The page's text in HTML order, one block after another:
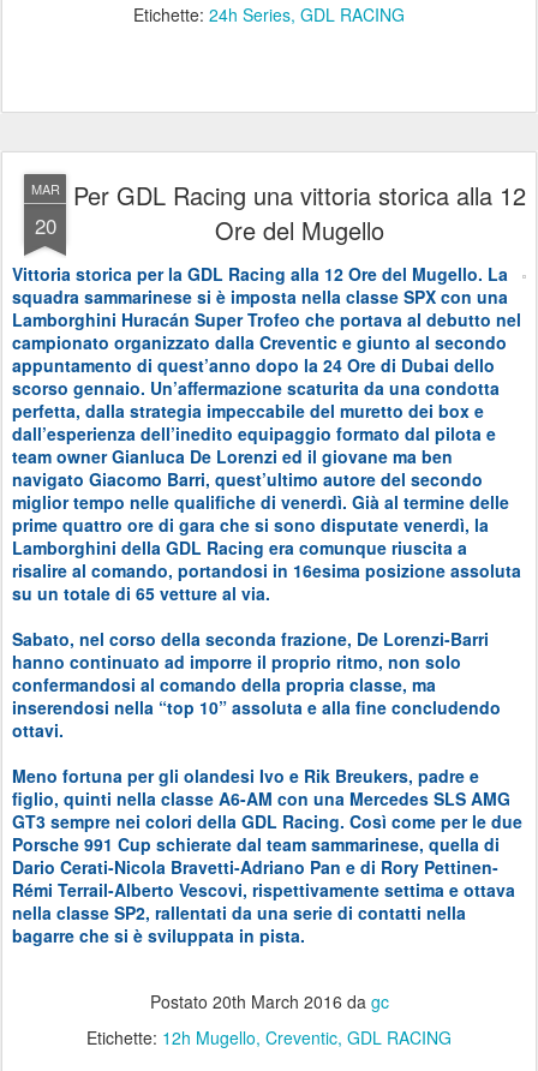
Etichette: 24h Series GDL RACING
MAR
20
Per GDL Racing una vittoria storica alla 12
Ore del Mugello
Vittoria storica per la GDL Racing alla 12 Ore del Mugello. La
squadra sammarinese si è imposta nella classe SPX con una
Lamborghini Huracán Super Trofeo che portava al debutto nel
campionato organizzato dalla Creventic e giunto al secondo
appuntamento di quest’anno dopo la 24 Ore di Dubai dello
scorso gennaio. Un’affermazione scaturita da una condotta
perfetta, dalla strategia impeccabile del muretto dei box e
dall’esperienza dell’inedito equipaggio formato dal pilota e
team owner Gianluca De Lorenzi ed il giovane ma ben
navigato Giacomo Barri, quest’ultimo autore del secondo
miglior tempo nelle qualifiche di venerdì. Già al termine delle
prime quattro ore di gara che si sono disputate venerdì, la
Lamborghini della GDL Racing era comunque riuscita a
risalire al comando, portandosi in 16esima posizione assoluta
su un totale di 65 vetture al via.
Sabato, nel corso della seconda frazione, De Lorenzi-Barri
hanno continuato ad imporre il proprio ritmo, non solo
confermandosi al comando della propria classe, ma
inserendosi nella “top 10” assoluta e alla fine concludendo
ottavi.
Meno fortuna per gli olandesi Ivo e Rik Breukers, padre e
figlio, quinti nella classe A6-AM con una Mercedes SLS AMG
GT3 sempre nei colori della GDL Racing. Così come per le due
Porsche 991 Cup schierate dal team sammarinese, quella di
Dario Cerati-Nicola Bravetti-Adriano Pan e di Rory Pettinen-
Rémi Terrail-Alberto Vescovi, rispettivamente settima e ottava
nella classe SP2, rallentati da una serie di contatti nella
bagarre che si è sviluppata in pista.
Postato 20th March 2016 da gc
Etichette: 12h Mugello Creventic GDL RACING